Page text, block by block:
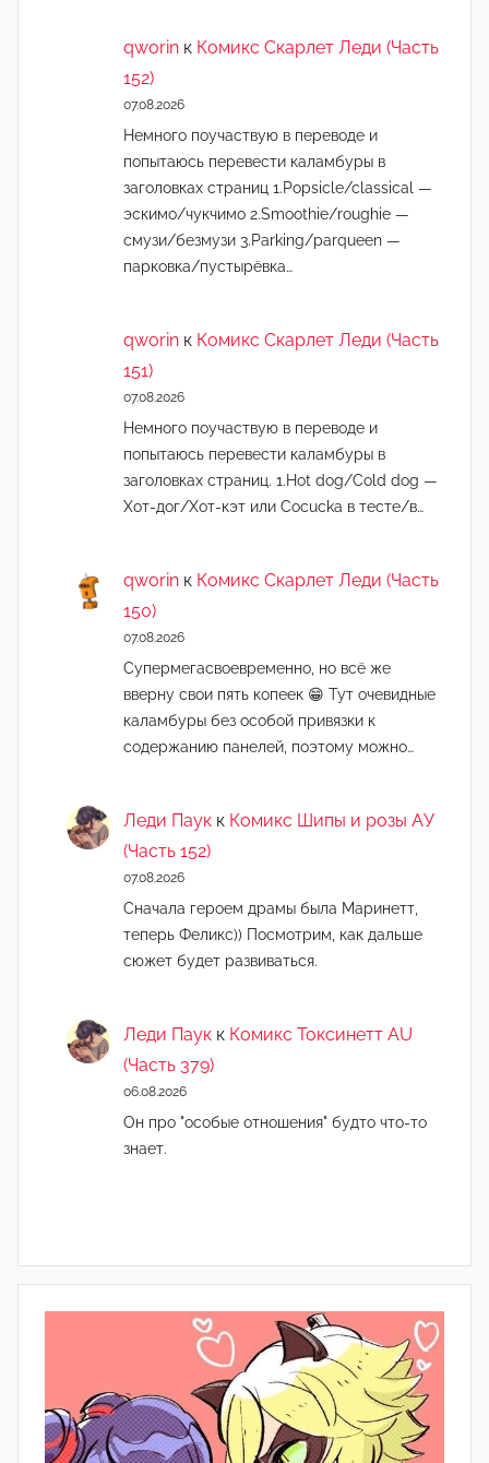
qworin к Комикс Скарлет Леди (Часть
152)
07.08.2026
Немного поучаствую в переводе и
попытаюсь перевести каламбуры в
заголовках страниц 1.Popsicle/classical —
эскимо/чукчимо 2.Smoothie/roughie —
смузи/безмузи 3.Parking/parqueen —
парковка/пустырёвка…
qworin к Комикс Скарлет Леди (Часть
151)
07.08.2026
Немного поучаствую в переводе и
попытаюсь перевести каламбуры в
заголовках страниц. 1.Hot dog/Cold dog —
Хот-дог/Хот-кэт или Cocucka в тесте/в…
qworin к Комикс Скарлет Леди (Часть
150)
07.08.2026
Супермегасвоевременно, но всё же
вверну свои пять копеек 😁 Тут очевидные
каламбуры без особой привязки к
содержанию панелей, поэтому можно…
Леди Паук к Комикс Шипы и розы АУ
(Часть 152)
07.08.2026
Сначала героем драмы была Маринетт,
теперь Феликс)) Посмотрим, как дальше
сюжет будет развиваться.
Леди Паук к Комикс Токсинетт AU
(Часть 379)
06.08.2026
Он про "особые отношения" будто что-то
знает.